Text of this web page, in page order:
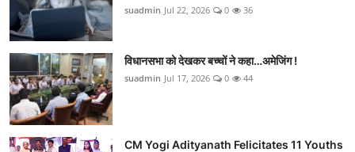
suadmin Jul 22, 2026 0 36
विधानसभा को देखकर बच्चों ने कहा…अमेजिंग !
suadmin Jul 17, 2026 0 44
CM Yogi Adityanath Felicitates 11 Youths